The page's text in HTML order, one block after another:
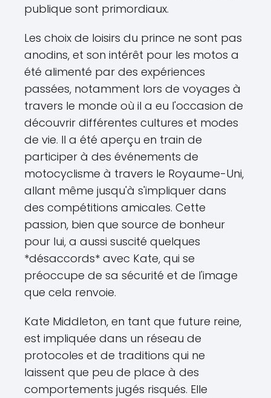
publique sont primordiaux.
Les choix de loisirs du prince ne sont pas
anodins, et son intérêt pour les motos a
été alimenté par des expériences
passées, notamment lors de voyages à
travers le monde où il a eu l'occasion de
découvrir différentes cultures et modes
de vie. Il a été aperçu en train de
participer à des événements de
motocyclisme à travers le Royaume-Uni,
allant même jusqu'à s'impliquer dans
des compétitions amicales. Cette
passion, bien que source de bonheur
pour lui, a aussi suscité quelques
*désaccords* avec Kate, qui se
préoccupe de sa sécurité et de l'image
que cela renvoie.
Kate Middleton, en tant que future reine,
est impliquée dans un réseau de
protocoles et de traditions qui ne
laissent que peu de place à des
comportements jugés risqués. Elle